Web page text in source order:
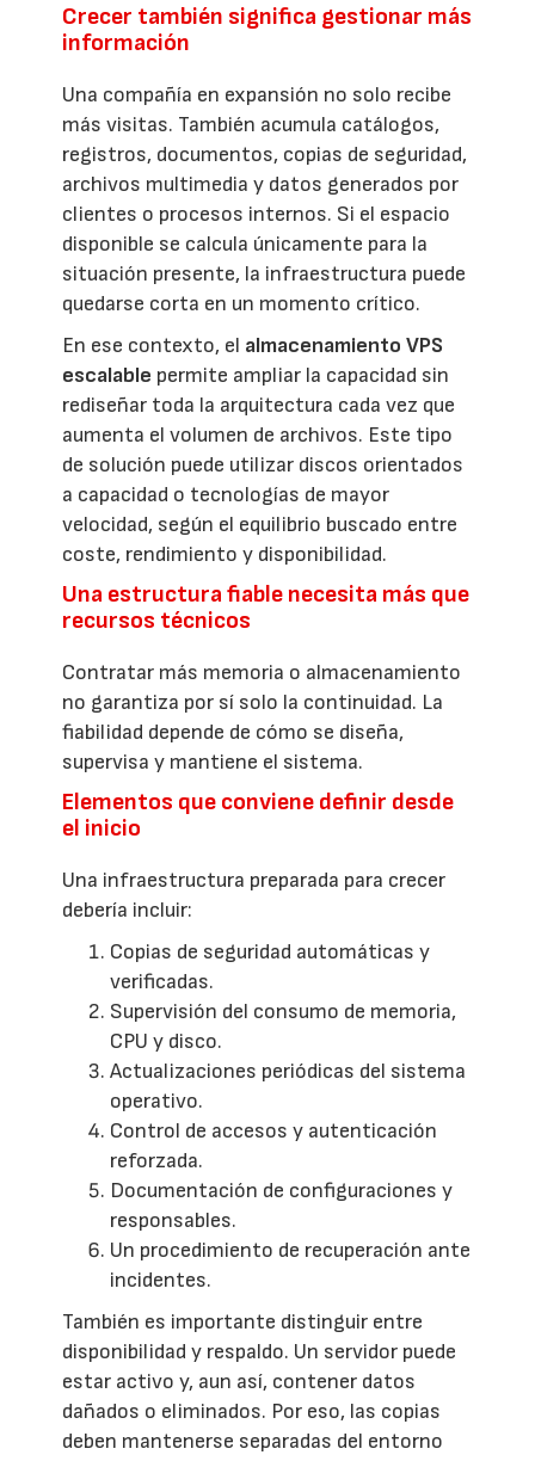
Crecer también significa gestionar más
información
Una compañía en expansión no solo recibe
más visitas. También acumula catálogos,
registros, documentos, copias de seguridad,
archivos multimedia y datos generados por
clientes o procesos internos. Si el espacio
disponible se calcula únicamente para la
situación presente, la infraestructura puede
quedarse corta en un momento crítico.
En ese contexto, el almacenamiento VPS
escalable permite ampliar la capacidad sin
rediseñar toda la arquitectura cada vez que
aumenta el volumen de archivos. Este tipo
de solución puede utilizar discos orientados
a capacidad o tecnologías de mayor
velocidad, según el equilibrio buscado entre
coste, rendimiento y disponibilidad.
Una estructura fiable necesita más que
recursos técnicos
Contratar más memoria o almacenamiento
no garantiza por sí solo la continuidad. La
fiabilidad depende de cómo se diseña,
supervisa y mantiene el sistema.
Elementos que conviene definir desde
el inicio
Una infraestructura preparada para crecer
debería incluir:
Copias de seguridad automáticas y
verificadas.
Supervisión del consumo de memoria,
CPU y disco.
Actualizaciones periódicas del sistema
operativo.
Control de accesos y autenticación
reforzada.
Documentación de configuraciones y
responsables.
Un procedimiento de recuperación ante
incidentes.
También es importante distinguir entre
disponibilidad y respaldo. Un servidor puede
estar activo y, aun así, contener datos
dañados o eliminados. Por eso, las copias
deben mantenerse separadas del entorno